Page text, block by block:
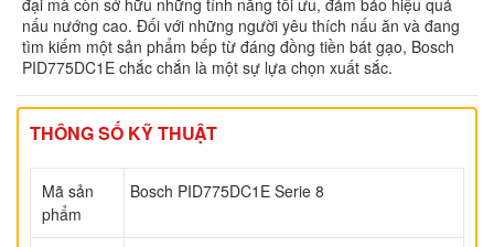
đại mà còn sở hữu những tính năng tối ưu, đảm bảo hiệu quả
nấu nướng cao. Đối với những người yêu thích nấu ăn và đang
tìm kiếm một sản phẩm bếp từ đáng đồng tiền bát gạo, Bosch
PID775DC1E chắc chắn là một sự lựa chọn xuất sắc.
THÔNG SỐ KỸ THUẬT
Mã sản
phẩm
Bosch PID775DC1E Serie 8